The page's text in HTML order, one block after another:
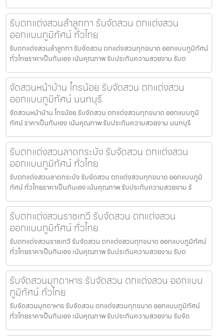
รับตกแต่งสวนลำลูกกา รับจัดสวน ตกแต่งสวน
ออกแบบภูมิทัศน์ ทั่วไทย
รับตกแต่งสวนลำลูกกา รับจัดสวน ตกแต่งสวนทุกขนาด ออกแบบภูมิทัศน์
ทั่วไทยราคาเป็นกันเอง เน้นคุณภาพ รับประกันความสวยงาม รับต
จัดสวนหน้าบ้าน ไทรน้อย รับจัดสวน ตกแต่งสวน
ออกแบบภูมิทัศน์ นนทบุรี
จัดสวนหน้าบ้าน ไทรน้อย รับจัดสวน ตกแต่งสวนทุกขนาด ออกแบบภูมิ
ทัศน์ ราคาเป็นกันเอง เน้นคุณภาพ รับประกันความสวยงาม นนทบุรี
รับตกแต่งสวนลาดกระบัง รับจัดสวน ตกแต่งสวน
ออกแบบภูมิทัศน์ ทั่วไทย
รับตกแต่งสวนลาดกระบัง รับจัดสวน ตกแต่งสวนทุกขนาด ออกแบบภูมิ
ทัศน์ ทั่วไทยราคาเป็นกันเอง เน้นคุณภาพ รับประกันความสวยงาม รั
รับตกแต่งสวนราชเทวี รับจัดสวน ตกแต่งสวน
ออกแบบภูมิทัศน์ ทั่วไทย
รับตกแต่งสวนราชเทวี รับจัดสวน ตกแต่งสวนทุกขนาด ออกแบบภูมิทัศน์
ทั่วไทยราคาเป็นกันเอง เน้นคุณภาพ รับประกันความสวยงาม รับต
รับจัดสวนมุกดาหาร รับจัดสวน ตกแต่งสวน ออกแบบ
ภูมิทัศน์ ทั่วไทย
รับจัดสวนมุกดาหาร รับจัดสวน ตกแต่งสวนทุกขนาด ออกแบบภูมิทัศน์
ทั่วไทยราคาเป็นกันเอง เน้นคุณภาพ รับประกันความสวยงาม รับจัด